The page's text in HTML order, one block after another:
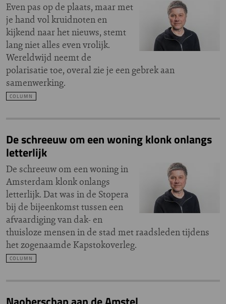
Even pas op de plaats, maar met
je hand vol kruidnoten en
kijkend naar het nieuws, stemt
lang niet alles even vrolijk.
Wereldwijd neemt de
polarisatie toe, overal zie je een gebrek aan
samenwerking.
COLUMN
De schreeuw om een woning klonk onlangs
letterlijk
De schreeuw om een woning in
Amsterdam klonk onlangs
letterlijk. Dat was in de Stopera
bij de bijeenkomst tussen een
afvaardiging van dak- en
thuisloze mensen in de stad met raadsleden tijdens
het zogenaamde Kapstokoverleg.
COLUMN